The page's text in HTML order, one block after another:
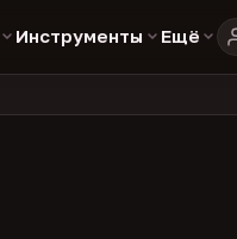
Инструменты Ещё